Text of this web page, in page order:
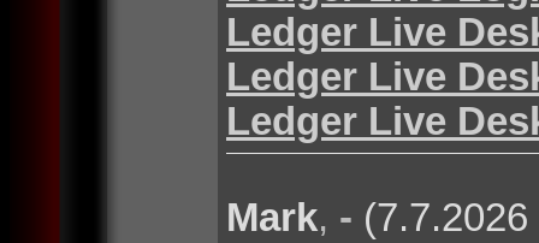
Ledger Live
Ledger Live
Ledger Live
Mark, -